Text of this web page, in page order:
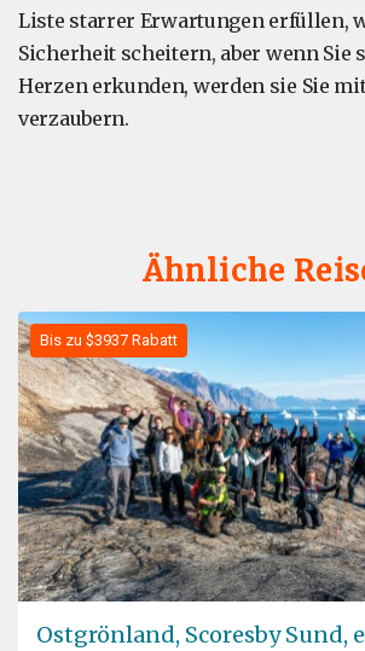
Liste starrer Erwartungen erfüllen,
Sicherheit scheitern, aber wenn Sie
Herzen erkunden, werden sie Sie
verzaubern.
Ähnliche
Bis zu $3937 Rabatt
Ostgrönland, Scoresby Sund,